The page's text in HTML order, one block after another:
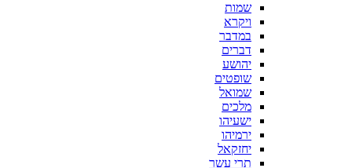
שמות
ויקרא
במדבר
דברים
יהושע
שופטים
שמואל
מלכים
ישעיהו
ירמיהו
יחזקאל
תרי עשר